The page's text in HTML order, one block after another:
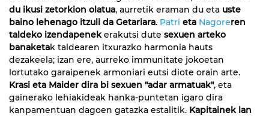
du ikusi zetorkion olatua, aurretik eraman du eta uste
baino lehenago itzuli da Getariara. Patri eta Nagoreren
taldeko izendapenekerakutsi dute sexuen arteko
banaketak taldearen itxurazko harmonia hauts
dezakeela; izan ere, aurreko immunitate jokoetan
lortutako garaipenek armoniari eutsi diote orain arte.
Krasi eta Maider dira bi sexuen "adar armatuak", eta
gainerako lehiakideak hanka-puntetan igaro dira
kanpamentuan dagoen gatazka estalitik. Kapitainek lan